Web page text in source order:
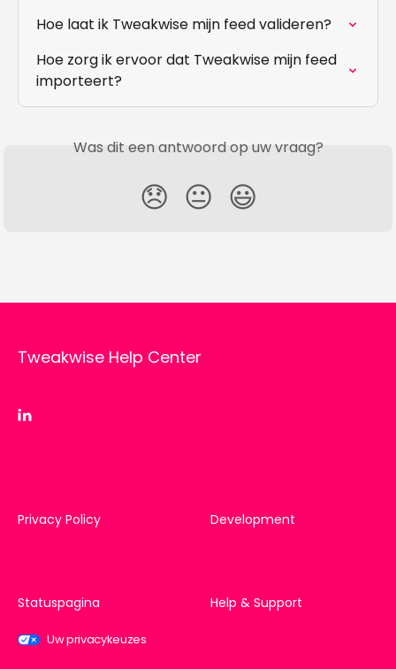
Hoe laat ik Tweakwise mijn feed valideren?
Hoe zorg ik ervoor dat Tweakwise mijn feed
importeert?
Was dit een antwoord op uw vraag?
😞 😐 😃
Tweakwise Help Center
Privacy Policy Development
Statuspagina Help & Support
Uw privacykeuzes